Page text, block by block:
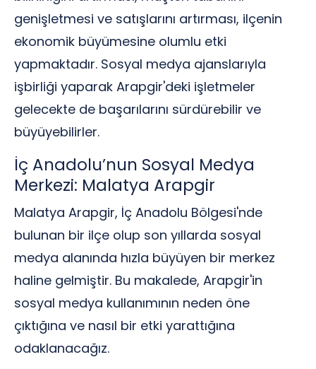
genişletmesi ve satışlarını artırması, ilçenin
ekonomik büyümesine olumlu etki
yapmaktadır. Sosyal medya ajanslarıyla
işbirliği yaparak Arapgir'deki işletmeler
gelecekte de başarılarını sürdürebilir ve
büyüyebilirler.
İç Anadolu’nun Sosyal Medya
Merkezi: Malatya Arapgir
Malatya Arapgir, İç Anadolu Bölgesi'nde
bulunan bir ilçe olup son yıllarda sosyal
medya alanında hızla büyüyen bir merkez
haline gelmiştir. Bu makalede, Arapgir'in
sosyal medya kullanımının neden öne
çıktığına ve nasıl bir etki yarattığına
odaklanacağız.